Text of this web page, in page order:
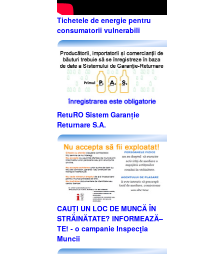
Tichetele de energie pentru
consumatorii vulnerabili
RetuRO Sistem Garanție
Returnare S.A.
CAUȚI UN LOC DE MUNCĂ ÎN
STRĂINĂTATE? INFORMEAZĂ–
TE! - o campanie Inspecţia
Muncii